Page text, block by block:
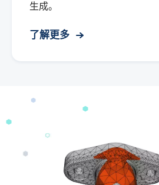
生成。
了解更多